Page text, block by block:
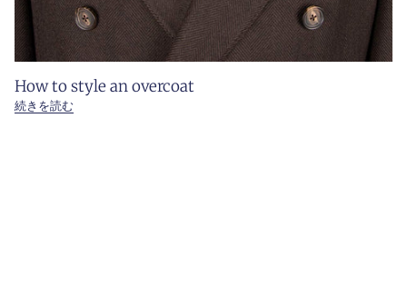
How to style an overcoat
続きを読む